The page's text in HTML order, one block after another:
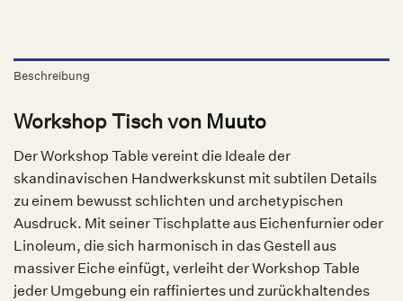
Beschreibung
Workshop Tisch von Muuto
Der Workshop Table vereint die Ideale der
skandinavischen Handwerkskunst mit subtilen Details
zu einem bewusst schlichten und archetypischen
Ausdruck. Mit seiner Tischplatte aus Eichenfurnier oder
Linoleum, die sich harmonisch in das Gestell aus
massiver Eiche einfügt, verleiht der Workshop Table
jeder Umgebung ein raffiniertes und zurückhaltendes